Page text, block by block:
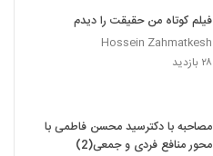
فیلم کوتاه من حقیقت را دیدم
Hossein Zahmatkesh
۲۸ بازدید
مصاحبه با دکترسید محسن فاطمی با
محور منافع فردی و جمعی(2)